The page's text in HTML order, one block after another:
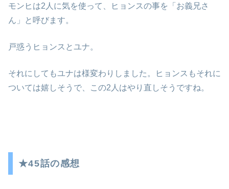
モンヒは2人に気を使って、ヒョンスの事を「お義兄さ
ん」と呼びます。
戸惑うヒョンスとユナ。
それにしてもユナは様変わりしました。ヒョンスもそれに
ついては嬉しそうで、この2人はやり直しそうですね。
★45話の感想